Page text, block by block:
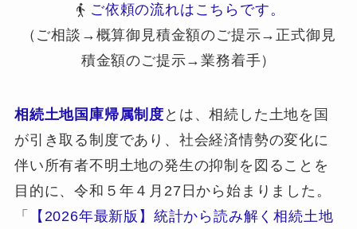
ご依頼の流れはこちらです。
（ご相談→概算御見積金額のご提示→正式御見
積金額のご提示→業務着手）
相続土地国庫帰属制度 とは、相続した土地を国
が引き取る制度であり、社会経済情勢の変化に
伴い所有者不明土地の発生の抑制を図ることを
目的に、令和５年４月27日から始まりました。
「
【2026年最新版】統計から読み解く相続土地